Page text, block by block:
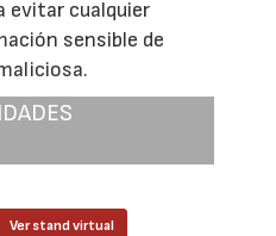
evitar cualquier
sensible de
Ver stand virtual